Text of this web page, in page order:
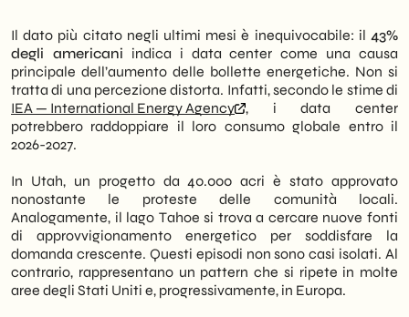
Il dato più citato negli ultimi mesi è inequivocabile: il 43%
degli americani indica i data center come una causa
principale dell’aumento delle bollette energetiche. Non si
tratta di una percezione distorta. Infatti, secondo le stime di
IEA — International Energy Agency
, i data center
potrebbero raddoppiare il loro consumo globale entro il
2026-2027.
In Utah, un progetto da 40.000 acri è stato approvato
nonostante le proteste delle comunità locali.
Analogamente, il lago Tahoe si trova a cercare nuove fonti
di approvvigionamento energetico per soddisfare la
domanda crescente. Questi episodi non sono casi isolati. Al
contrario, rappresentano un pattern che si ripete in molte
aree degli Stati Uniti e, progressivamente, in Europa.